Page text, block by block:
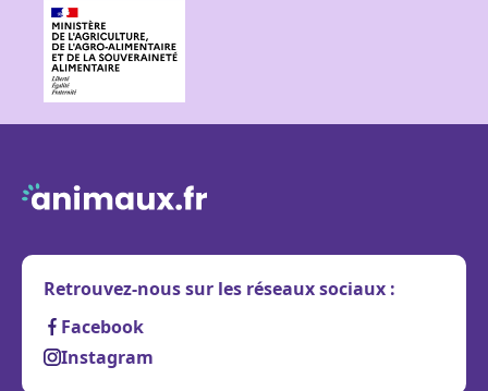
Retrouvez-nous sur les réseaux sociaux :
Facebook
Instagram